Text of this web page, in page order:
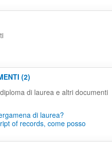
(2)
di laurea e altri documenti
di laurea?
of records, come posso